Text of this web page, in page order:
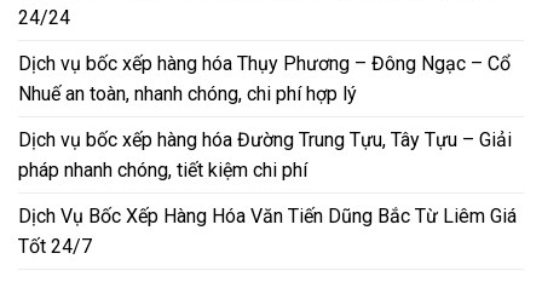
24/24
Dịch vụ bốc xếp hàng hóa Thụy Phương – Đông Ngạc – Cổ
Nhuế an toàn, nhanh chóng, chi phí hợp lý
Dịch vụ bốc xếp hàng hóa Đường Trung Tựu, Tây Tựu – Giải
pháp nhanh chóng, tiết kiệm chi phí
Dịch Vụ Bốc Xếp Hàng Hóa Văn Tiến Dũng Bắc Từ Liêm Giá
Tốt 24/7